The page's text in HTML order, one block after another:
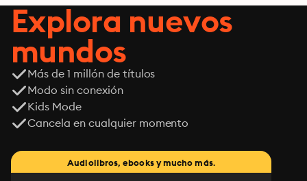
Explora nuevos
mundos
Más de 1 millón de títulos
Modo sin conexión
Kids Mode
Cancela en cualquier momento
Audiolibros, ebooks y mucho más.